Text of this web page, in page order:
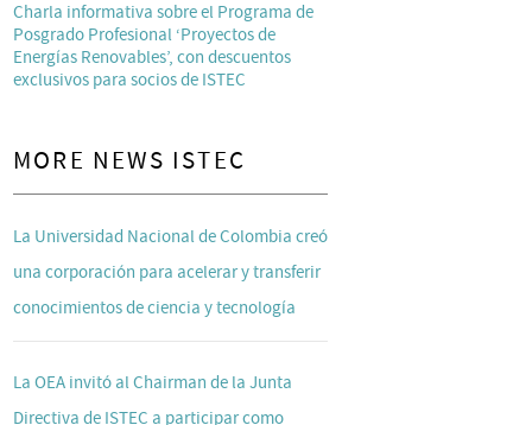
Charla informativa sobre el Programa de
Posgrado Profesional ‘Proyectos de
Energías Renovables’, con descuentos
exclusivos para socios de ISTEC
MORE NEWS ISTEC
La Universidad Nacional de Colombia creó
una corporación para acelerar y transferir
conocimientos de ciencia y tecnología
La OEA invitó al Chairman de la Junta
Directiva de ISTEC a participar como